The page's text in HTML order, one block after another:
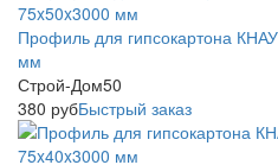
Профиль для гипсокартона
мм
Строй-Дом50
380 рубБыстрый заказ